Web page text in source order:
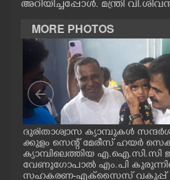
PHOTOS
LIFESTYLE
SPIRITUAL
INFO+
ART
അറിയിച്ചപ്പോൾ. മന്ത്രി
MORE PHOTOS
ദുരിതാശ്വാസ ക്യാമ്പുകൾ
ക്കുളം സെന്റ് മേരീസ് ഹയർ
ക്യാമ്പിലെത്തിയ എ.ഐ.സി.സി
വേണുഗോപാൽ എം.പി
സഹകരണ-എക്സൈസ് വകുപ്പ്